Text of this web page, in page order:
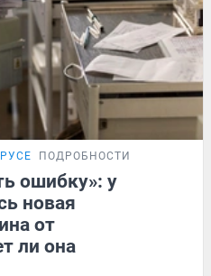
ПОДРОБНОСТИ
ошибку»: у
новая
от
ли она